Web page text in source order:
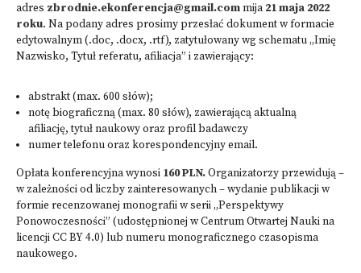
adres zbrodnie.ekonferencja@gmail.commija 21 maja 2022
roku. Na podany adres prosimy przesłać dokument w formacie
edytowalnym (.doc, .docx, .rtf), zatytułowany wg schematu „Imię
Nazwisko, Tytuł referatu, afiliacja” i zawierający:
abstrakt (max. 600 słów);
notę biograficzną (max. 80 słów), zawierającą aktualną
afiliację, tytuł naukowy oraz profil badawczy
numer telefonu oraz korespondencyjny email.
Opłata konferencyjna wynosi 160 PLN.Organizatorzy przewidują –
w zależności od liczby zainteresowanych – wydanie publikacji w
formie recenzowanej monografii w serii „Perspektywy
Ponowoczesności” (udostępnionej w Centrum Otwartej Nauki na
licencji CC BY 4.0) lub numeru monograficznego czasopisma
naukowego.